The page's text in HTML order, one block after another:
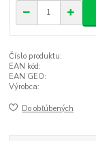
Číslo produktu:
EAN kód:
EAN GEO:
Výrobca:
Do obľúbených